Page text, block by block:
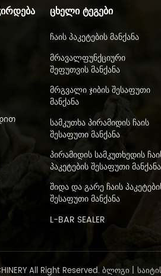
ᲪᲮᲔᲚᲘ ᲢᲔᲒᲔᲑᲘ
Ჩაის Პაკეტების Მანქანა
Მრავალფუნქციური
Შეფუთვის Მანქანა
Მრგვალი Ჯიბის Შესაფუთი
Მანქანა
Სამკუთხა Პირამიდის Ჩაის
Შესაფუთი Მანქანა
Პირამიდის Სამკუთხედის
Პაკეტების Შესაფუთი Მანქანა
Შიდა Და Გარე Ჩაის
Შესაფუთი Მანქანა
L-BAR SEALER
All Right Reserved. ᲑᲚᲝᲒᲘ |